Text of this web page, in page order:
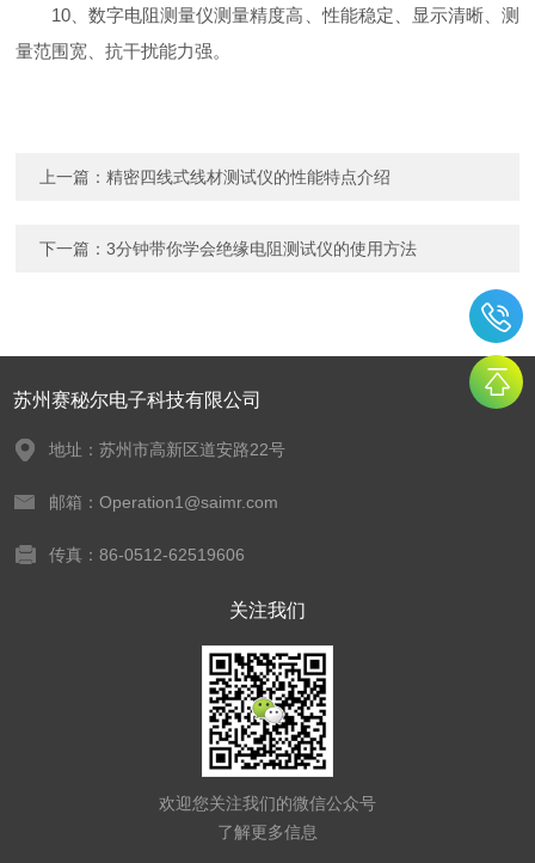
10、数字电阻测量仪测量精度高、性能稳定、显示清晰、测
量范围宽、抗干扰能力强。
上一篇：精密四线式线材测试仪的性能特点介绍
下一篇：3分钟带你学会绝缘电阻测试仪的使用方法
苏州赛秘尔电子科技有限公司
地址：苏州市高新区道安路22号
邮箱：Operation1@saimr.com
传真：86-0512-62519606
关注我们
欢迎您关注我们的微信公众号
了解更多信息